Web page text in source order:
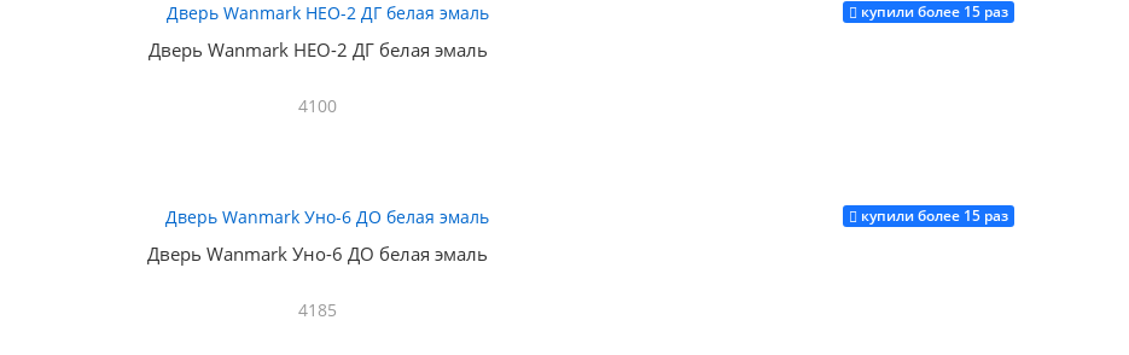
Купить
купили более 15 раз
Дверь Wanmark НЕО-2 ДГ белая эмаль
4100
Купить
купили более 15 раз
Дверь Wanmark Уно-6 ДО белая эмаль
4185